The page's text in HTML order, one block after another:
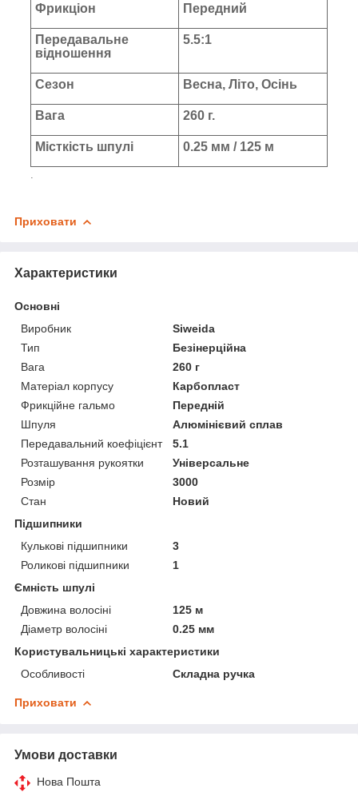
Фрикціон Передний
Передавальне
відношення
5.5:1
Сезон Весна, Літо, Осінь
Вага 260 г.
Місткість шпулі 0.25 мм / 125 м
Приховати
Характеристики
Основні
Виробник
Siweida
Тип
Безінерційна
Вага
260 г
Матеріал корпусу
Карбопласт
Фрикційне гальмо
Передній
Шпуля
Алюмінієвий сплав
Передавальний коефіцієнт
5.1
Розташування рукоятки
Універсальне
Розмір
3000
Стан
Новий
Підшипники
Кулькові підшипники
3
Роликові підшипники
1
Ємність шпулі
Довжина волосіні
125 м
Діаметр волосіні
0.25 мм
Користувальницькі характеристики
Особливості
Складна ручка
Приховати
Умови доставки
Нова Пошта